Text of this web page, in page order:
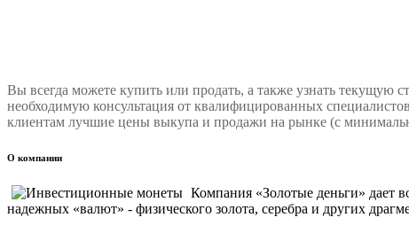
Вы всегда можете купить или продать, а также узнать текущую
необходимую консультация от квалифицированных
клиентам лучшие цены выкупа и продажи на рынке (с
О компании
Компания «Золотые деньги» дает
надежных «валют» - физического золота, серебра и других